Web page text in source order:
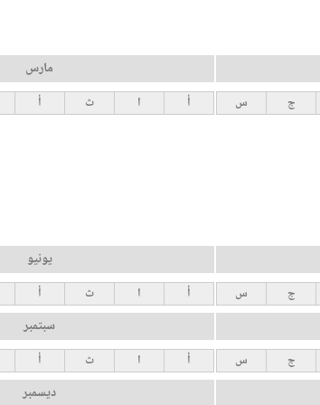
ج س
مارس
أ ا ث أ
ج س
يونيو
أ ا ث أ
ج س
سبتمبر
أ ا ث أ
ديسمبر